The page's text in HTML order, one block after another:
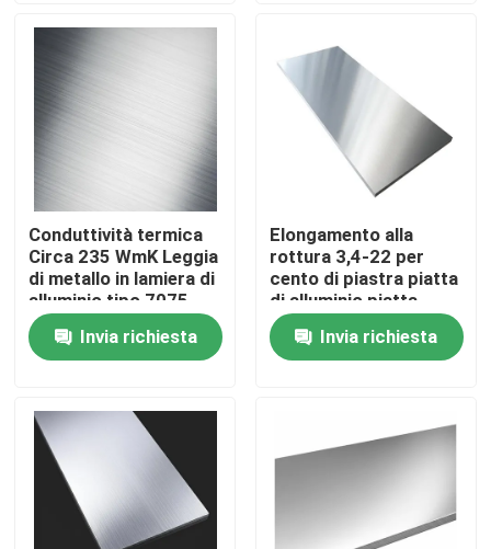
Giro della fabbrica
Controllo di qualità
Contattici
Notizie
Casi
tubo senza cuciture degli ss
Tubo rotondo degli ss
Conduttività termica
Circa 235 WmK Leggia
di metallo in lamiera di
alluminio tipo 7075
Materiale per
l'industria
aerospaziale,
elettronica
Invia richiesta
Elongamento alla
rottura 3,4-22 per
cento di piastra piatta
di alluminio piatta
adatta per
applicazioni
ingegneristiche e
Invia richiesta